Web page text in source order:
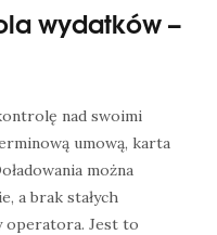
wydatków –
nad swoimi
umową, karta
można
a brak stałych
operatora. Jest to